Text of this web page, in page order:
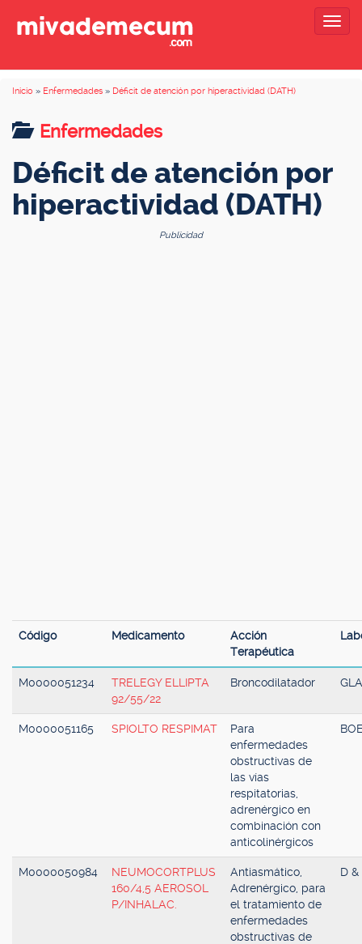
Inicio » Enfermedades » Déficit de atención por hiperactividad (DATH)
Enfermedades
Déficit de atención por
hiperactividad (DATH)
Publicidad
Código Medicamento
Acción
Terapéutica
M0000051234
TRELEGY ELLIPTA
92/55/22
Broncodilatador
M0000051165 SPIOLTO RESPIMAT
Para
enfermedades
obstructivas de
las vías
respitatorias,
adrenérgico en
combinación con
anticolinérgicos
M0000050984
NEUMOCORTPLUS
160/4,5 AEROSOL
P/INHALAC.
Antiasmático,
Adrenérgico, para
el tratamiento de
enfermedades
obstructivas de
D &